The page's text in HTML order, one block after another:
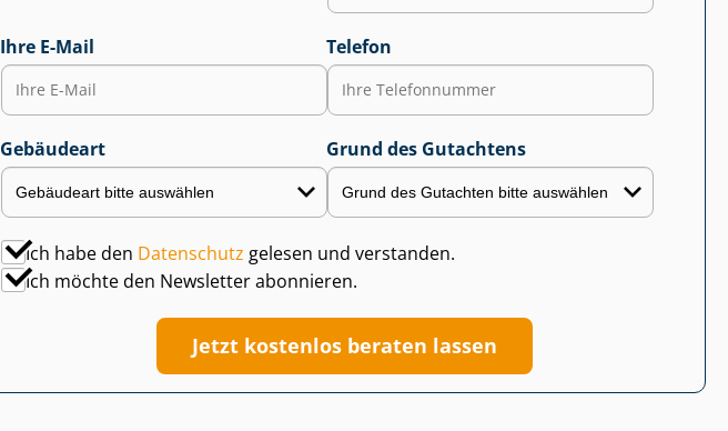
Ihre E-Mail Telefon
Gebäudeart Grund des Gutachtens
Ich habe den Datenschutz gelesen und verstanden.
Ich möchte den Newsletter abonnieren.
Jetzt kostenlos beraten lassen